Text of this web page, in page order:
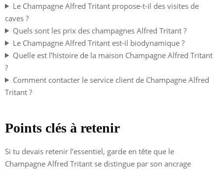
Le Champagne Alfred Tritant propose-t-il des visites de
caves ?
Quels sont les prix des champagnes Alfred Tritant ?
Le Champagne Alfred Tritant est-il biodynamique ?
Quelle est l’histoire de la maison Champagne Alfred Tritant
?
Comment contacter le service client de Champagne Alfred
Tritant ?
Points clés à retenir
Si tu devais retenir l’essentiel, garde en tête que le
Champagne Alfred Tritant se distingue par son ancrage